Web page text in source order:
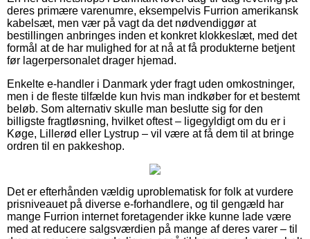
deres primære varenumre, eksempelvis Furrion amerikansk
kabelsæt, men vær på vagt da det nødvendiggør at
bestillingen anbringes inden et konkret klokkeslæt, med det
formål at de har mulighed for at nå at få produkterne betjent
før lagerpersonalet drager hjemad.
Enkelte e-handler i Danmark yder fragt uden omkostninger,
men i de fleste tilfælde kun hvis man indkøber for et bestemt
beløb. Som alternativ skulle man beslutte sig for den
billigste fragtløsning, hvilket oftest – ligegyldigt om du er i
Køge, Lillerød eller Lystrup – vil være at få dem til at bringe
ordren til en pakkeshop.
Det er efterhånden vældig uproblematisk for folk at vurdere
prisniveauet på diverse e-forhandlere, og til gengæld har
mange Furrion internet foretagender ikke kunne lade være
med at reducere salgsværdien på mange af deres varer – til